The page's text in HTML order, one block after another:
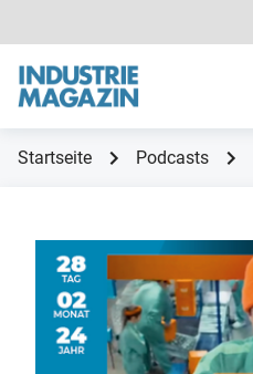
Startseite Podcasts